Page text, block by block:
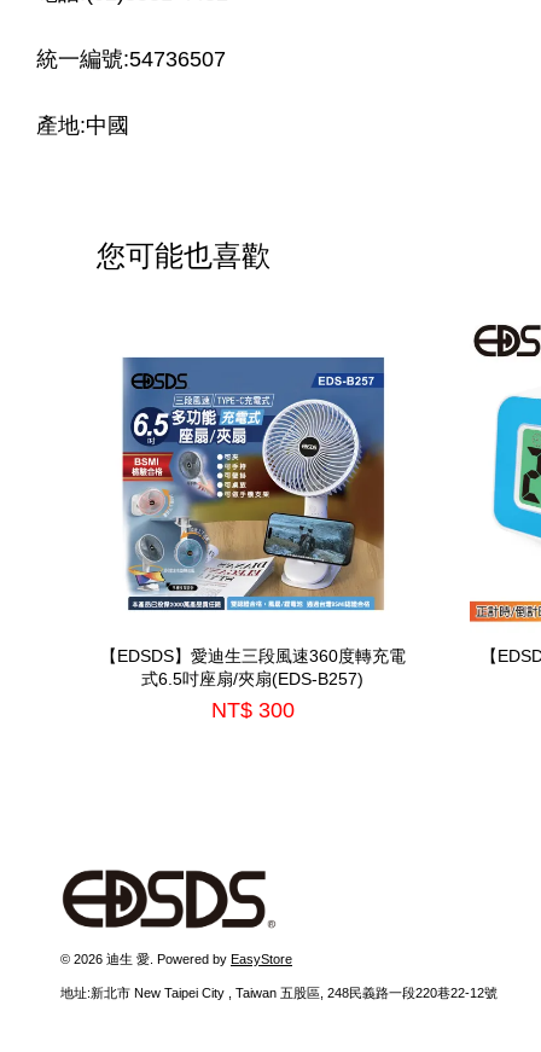
統一編號:54736507
產地:中國
您可能也喜歡
【EDSDS】愛迪生三段風速360度轉充電
式6.5吋座扇/夾扇(EDS-B257)
NT$ 300
【
© 2026 迪生 愛. Powered by EasyStore
地址:新北市 New Taipei City , Taiwan 五股區, 248民義路一段220巷22-12號